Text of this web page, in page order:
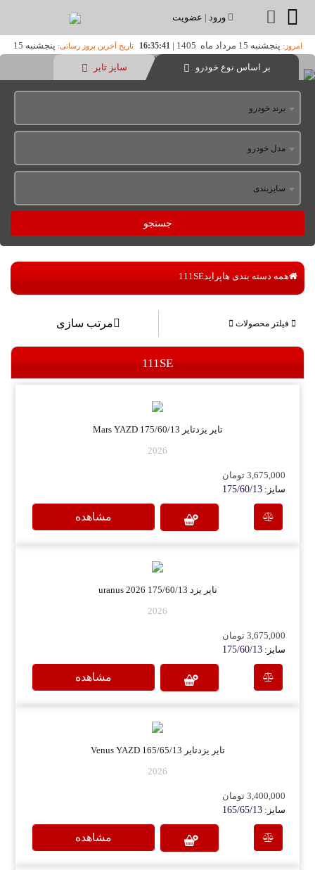
ورود | عضویت
امروز: پنجشنبه 15 مرداد ماه 1405 |
16:35:41 تاریخ آخرین بروز رسانی:
پنجشنبه 15
بر اساس نوع خودرو
سایز تایر
برند خودرو
مدل خودرو
سایزبندی
جستجو
همه دسته بندی هاپراید111SE
فیلتر محصولات مرتب سازی
111SE
تایر یزدتایر 175/60/13 Mars YAZD
2026
3,675,000 تومان
سایز: 175/60/13
مشاهده
تایر یزد 175/60/13 uranus 2026
2026
3,675,000 تومان
سایز: 175/60/13
مشاهده
تایر یزدتایر 165/65/13 Venus YAZD
2026
3,400,000 تومان
سایز: 165/65/13
مشاهده